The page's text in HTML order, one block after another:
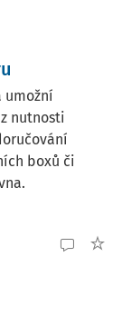
umožní
nutnosti
boxů či